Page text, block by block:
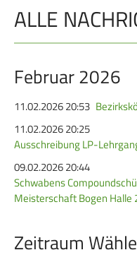
ALLE
Februar 2026
11.02.2026 20:53
11.02.2026 20:25
Ausschreibung LP-
09.02.2026 20:44
Schwabens
Meisterschaft Bogen Halle
Zeitraum
überspringen
VERBAND
Veranstaltungen
Bezirk Schwaben
Gaue & Mitglieder
Referenten
Ehrungen
Service
SPORT